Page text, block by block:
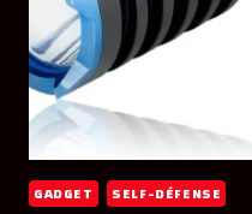
GADGET SELF-DÉFENSE